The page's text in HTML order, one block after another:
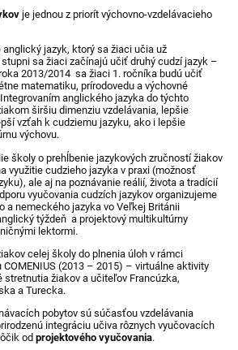
je jednou z priorít výchovno-vzdelávacieho
jazyk, ktorý sa žiaci učia už
sa žiaci začínajú učiť druhý cudzí jazyk –
2013/2014 sa žiaci 1. ročníka budú učiť
matematiku, prírodovedu a výchovné
anglického jazyka do týchto
širšiu dimenziu vzdelávania, lepšie
vzťah k cudziemu jazyku, ako i lepšie
výchovu.
školy o prehĺbenie jazykových zručností žiakov
využitie cudzieho jazyka v praxi (možnosť
ale aj na poznávanie reálií, života a tradícií
vyučovania cudzích jazykov organizujeme
a nemeckého jazyka vo Veľkej Británii
týždeň a projektový multikultúrny
lektormi.
celej školy do plnenia úloh v rámci
(2013 – 2015) – virtuálne aktivity
stretnutia žiakov a učiteľov Francúzka,
a Turecka.
pobytov sú súčasťou vzdelávania
integráciu učiva rôznych vyučovacích
odprojektového vyučovania.